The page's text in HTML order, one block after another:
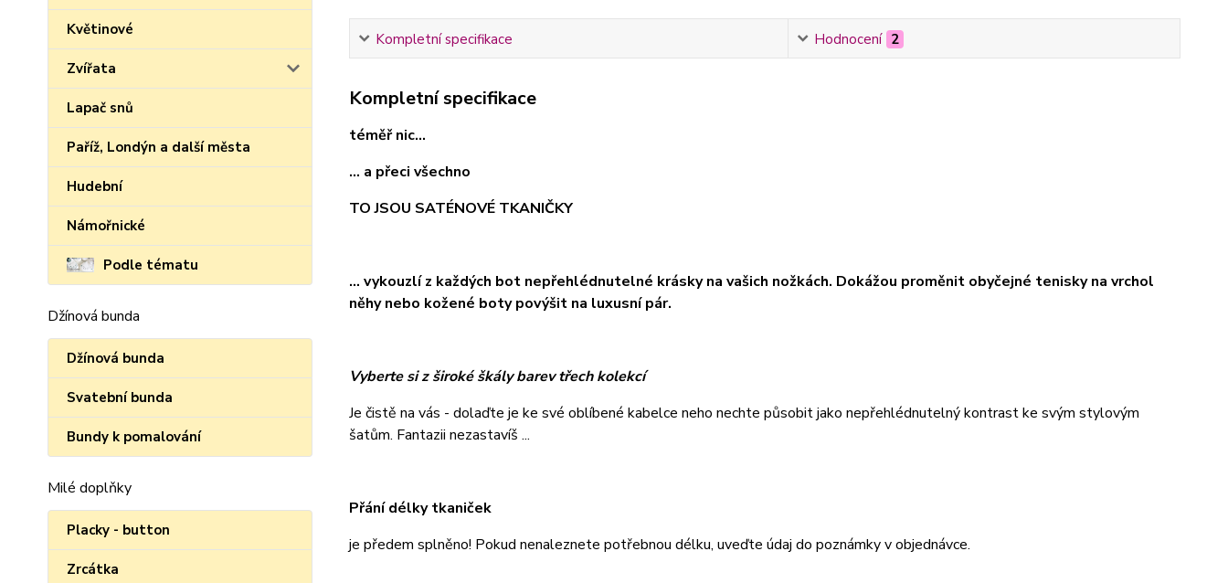
Květinové
Zvířata
Lapač snů
Paříž, Londýn a další města
Hudební
Námořnické
Podle tématu
Džínová bunda
Džínová bunda
Svatební bunda
Bundy k pomalování
Milé doplňky
Placky - button
Zrcátka
Kompletní specifikace Hodnocení 2
Kompletní specifikace
téměř nic...
... a přeci všechno
TO JSOU SATÉNOVÉ TKANIČKY
... vykouzlí z každých bot nepřehlédnutelné krásky na vašich nožkách. Dokážou proměnit obyčejné tenisky na vrchol
něhy nebo kožené boty povýšit na luxusní pár.
Vyberte si z široké škály barev třech kolekcí
Je čistě na vás - dolaďte je ke své oblíbené kabelce neho nechte působit jako nepřehlédnutelný kontrast ke svým stylovým
šatům. Fantazii nezastavíš ...
Přání délky tkaniček
je předem splněno! Pokud nenaleznete potřebnou délku, uveďte údaj do poznámky v objednávce.